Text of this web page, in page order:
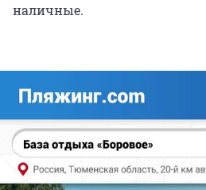
наличные.